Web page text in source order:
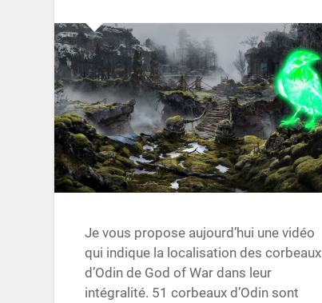
Je vous propose aujourd’hui une vidéo
qui indique la localisation des corbeaux
d’Odin de God of War dans leur
intégralité. 51 corbeaux d’Odin sont